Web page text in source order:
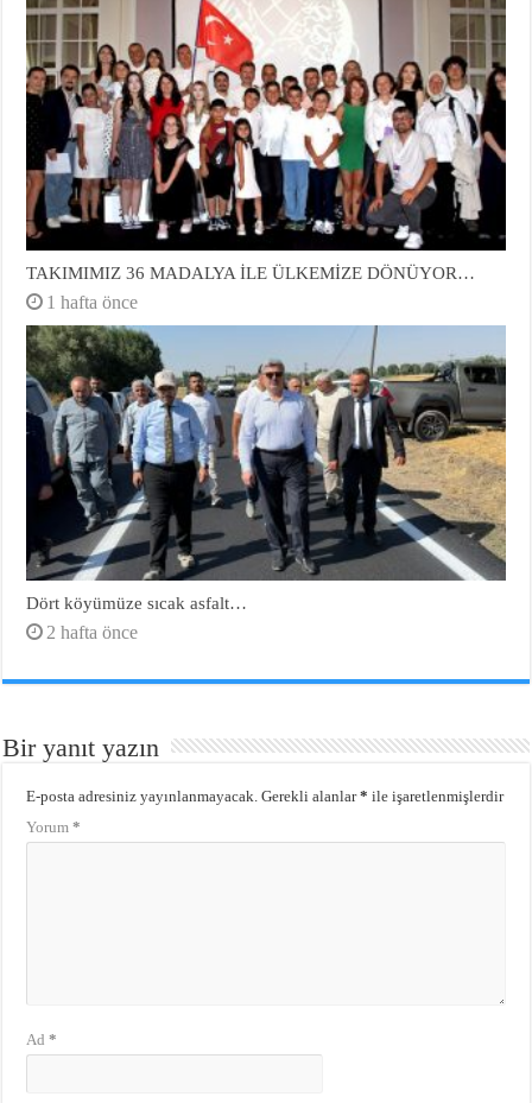
TAKIMIMIZ 36 MADALYA İLE ÜLKEMİZE DÖNÜYOR…
1 hafta önce
Dört köyümüze sıcak asfalt…
2 hafta önce
Bir yanıt yazın
E-posta adresiniz yayınlanmayacak. Gerekli alanlar* ile işaretlenmişlerdir
Yorum*
Ad*